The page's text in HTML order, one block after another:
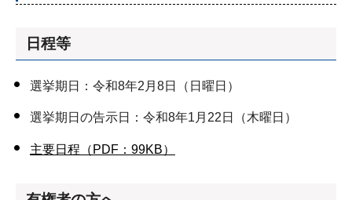
日程等
選挙期日：令和8年2月8日（日曜日）
選挙期日の告示日：令和8年1月22日（木曜日）
主要日程（PDF：99KB）